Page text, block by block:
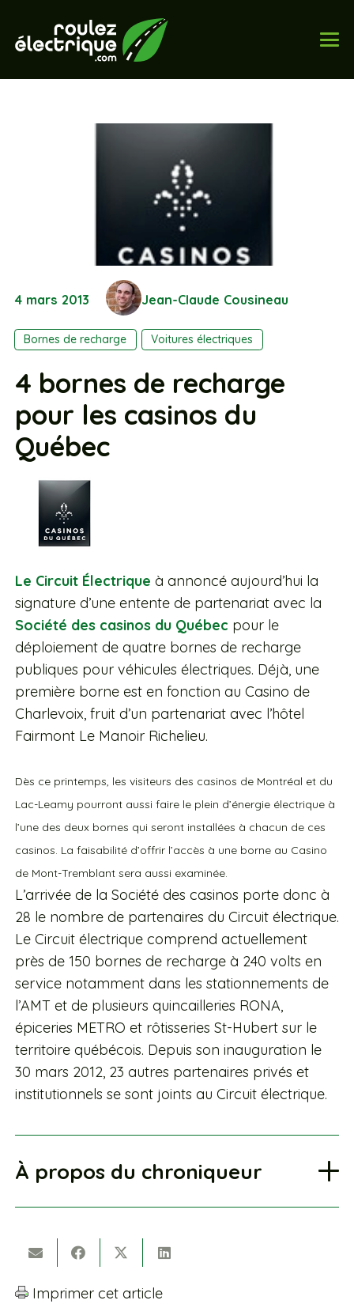
4 mars 2013 Jean-Claude Cousineau
Bornes de recharge Voitures électriques
4 bornes de recharge
pour les casinos du
Québec
Le Circuit Électrique à annoncé aujourd’hui la
signature d’une entente de partenariat avec la
Société des casinos du Québec pour le
déploiement de quatre bornes de recharge
publiques pour véhicules électriques. Déjà, une
première borne est en fonction au Casino de
Charlevoix, fruit d’un partenariat avec l’hôtel
Fairmont Le Manoir Richelieu.
Dès ce printemps, les visiteurs des casinos de Montréal et du
Lac-Leamy pourront aussi faire le plein d’énergie électrique à
l’une des deux bornes qui seront installées à chacun de ces
casinos. La faisabilité d’offrir l’accès à une borne au Casino
de Mont-Tremblant sera aussi examinée.
L’arrivée de la Société des casinos porte donc à
28 le nombre de partenaires du Circuit électrique.
Le Circuit électrique comprend actuellement
près de 150 bornes de recharge à 240 volts en
service notamment dans les stationnements de
l’AMT et de plusieurs quincailleries RONA,
épiceries METRO et rôtisseries St-Hubert sur le
territoire québécois. Depuis son inauguration le
30 mars 2012, 23 autres partenaires privés et
institutionnels se sont joints au Circuit électrique.
À propos du chroniqueur
Imprimer cet article